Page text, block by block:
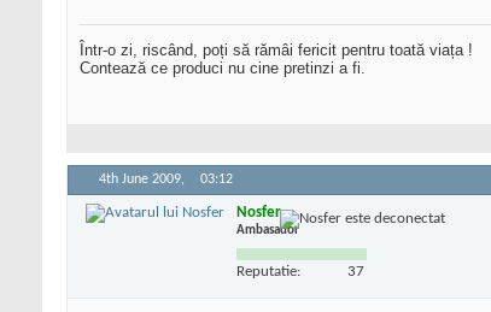
Într-o zi, riscând, poți să rămâi fericit pentru toată viața !
Contează ce produci nu cine pretinzi a fi.
4th June 2009, 03:12
Nosfer
Ambasador
Reputatie: 37